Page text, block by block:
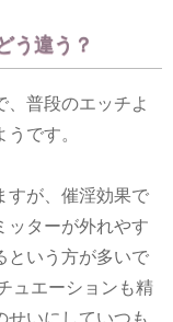
う違う？
普段のエッチよ
です。
すが、催淫効果で
ッターが外れやす
という方が多いで
ュエーションも精